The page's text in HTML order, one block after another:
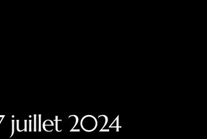
juillet 2024